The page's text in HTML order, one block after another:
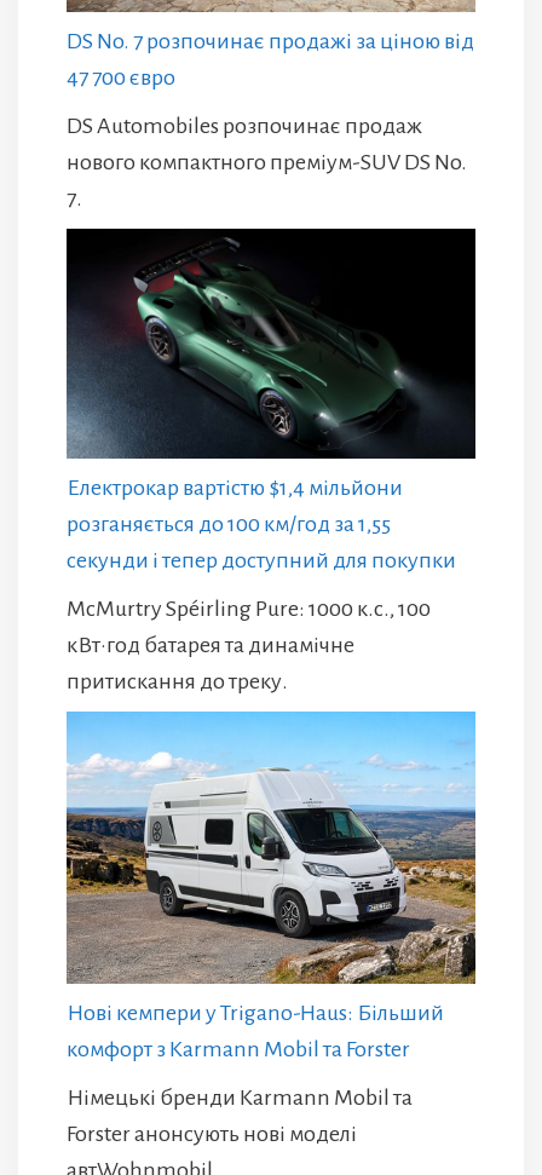
DS No. 7 розпочинає продажі за ціною від
47 700 євро
DS Automobiles розпочинає продаж
нового компактного преміум-SUV DS No.
7.
Електрокар вартістю $1,4 мільйони
розганяється до 100 км/год за 1,55
секунди і тепер доступний для покупки
McMurtry Spéirling Pure: 1000 к.с., 100
кВт·год батарея та динамічне
притискання до треку.
Нові кемпери у Trigano-Haus: Більший
комфорт з Karmann Mobil та Forster
Німецькі бренди Karmann Mobil та
Forster анонсують нові моделі